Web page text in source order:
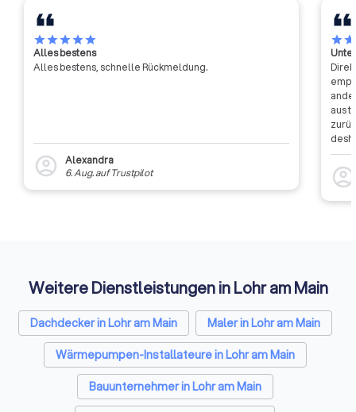
starstarstarstarstar
Alles bestens
Alles bestens, schnelle Rückmeldung.
account_circle
Alexandra
6. Aug.auf Trustpilot
starstar
aus
dass
account_circle
Weitere Dienstleistungen in Lohr am Main
Dachdecker in Lohr am Main
Maler in Lohr am Main
Wärmepumpen-Installateure in Lohr am Main
Bauunternehmer in Lohr am Main